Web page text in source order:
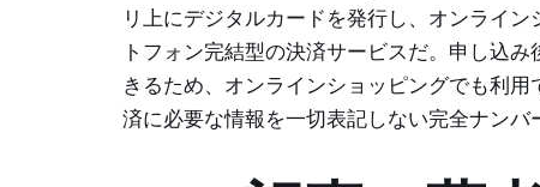
リ上にデジタルカードを発行し、オンライ
トフォン完結型の決済サービスだ。申し込
きるため、オンラインショッピングでも利
済に必要な情報を一切表記しない完全ナンバ